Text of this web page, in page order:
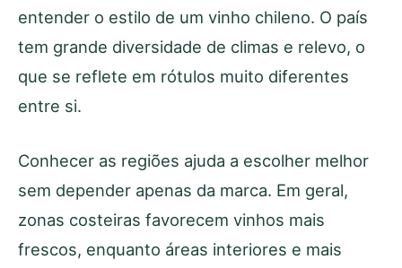
entender o estilo de um vinho chileno. O país
tem grande diversidade de climas e relevo, o
que se reflete em rótulos muito diferentes
entre si.
Conhecer as regiões ajuda a escolher melhor
sem depender apenas da marca. Em geral,
zonas costeiras favorecem vinhos mais
frescos, enquanto áreas interiores e mais